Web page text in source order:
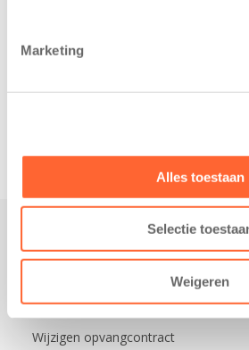
Marketing
Alles toestaan
Selectie
Weigeren
Leeuwarden Zuid.
Na…
Praktisch
Wijzigen opvangcontract